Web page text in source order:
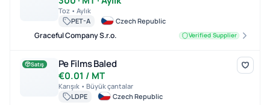
Toz • Aylık
PET-A
Czech Republic
Graceful Company S.r.o. Verified Supplier
Pe Films Baled
Satış
Pe Films Baled
€0.01 / MT
Karışık • Büyük çantalar
LDPE
Czech Republic